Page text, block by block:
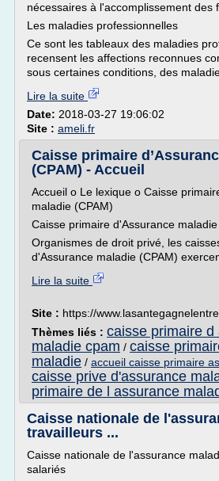
nécessaires à l'accomplissement des
Les maladies professionnelles
Ce sont les tableaux des maladies
recensent les affections reconnues
sous certaines conditions, des
Lire la suite
Date: 2018-03-27 19:06:02
Site : ameli.fr
Caisse primaire
(CPAM) - Accueil
Accueil o Le lexique o Caisse
maladie (CPAM)
Caisse primaire d'Assurance maladie
Organismes de droit privé, les
d'Assurance maladie (CPAM)
Lire la suite
Site : https://
Thèmes liés : caisse primaire d
maladie cpam / caisse
maladie / accueil caisse primaire
caisse prive d'assurance
primaire de l assurance
Caisse nationale de
travailleurs ...
Caisse nationale de l'assurance
salariés